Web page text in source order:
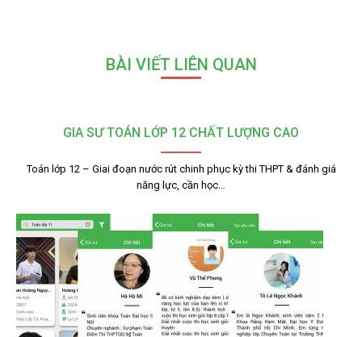
BÀI VIẾT LIÊN QUAN
GIA SƯ TOÁN LỚP 12 CHẤT LƯỢNG CAO
Toán lớp 12 – Giai đoạn nước rút chinh phục kỳ thi THPT & đánh giá
năng lực, cần học…